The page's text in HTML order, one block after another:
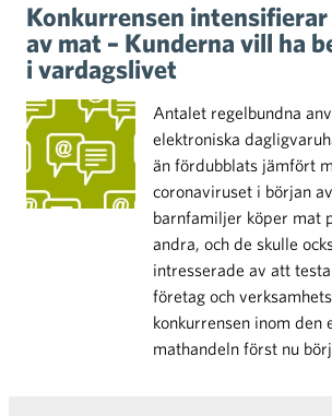
Konkurrensen
av mat – Kunderna vill ha
i vardagslivet
Antalet regelbundna
elektroniska
än fördubblats jämfört
coronaviruset i början
barnfamiljer köper mat
andra, och de skulle
intresserade av att
företag och
konkurrensen inom den
mathandeln först nu